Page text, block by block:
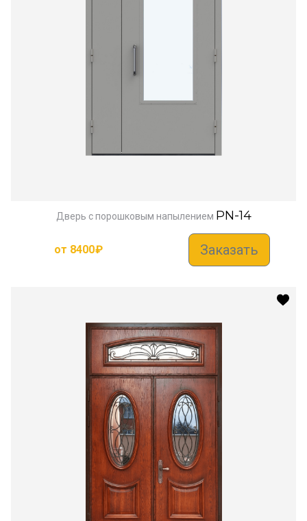
Дверь с порошковым напылением PN-14
от 8400₽ Заказать